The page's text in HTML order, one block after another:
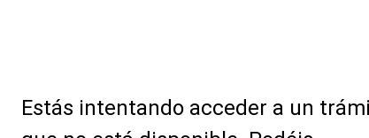
Estás intentando acceder a un